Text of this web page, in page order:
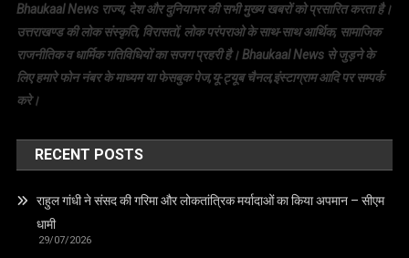
Bhaukaal News राज्य, देश और दुनियाभर की सभी मुख्य खबरों को प्रसारित करता है।
उत्तराखण्ड की लोक संस्कृति, विरासतों, लोक परंपराओ के साथ-साथ आर्थिक, सामाजिक
राजनीतिक व धार्मिक गतिविधियों का सजग प्रहरी है। Bhaukaal News से जुड़ने के
लिए हमारे फोन नंबर के माध्यम या फेसबुक पेज,यू-ट्यूब चैनल,इंस्टाग्राम आदि पर सम्पर्क
करे।
RECENT POSTS
राहुल गांधी ने संसद की गरिमा और लोकतांत्रिक मर्यादाओं का किया अपमान – सीएम
धामी
29/07/2026